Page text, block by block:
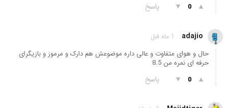
▲
0
▼ پاسخ
adajio 1 ماه قبل
حال و هوای متفاوت و عالی داره موضوعش هم دارک و مرموز و بازیگرای
حرفه ای نمره من 8.5
▲
0
▼ پاسخ